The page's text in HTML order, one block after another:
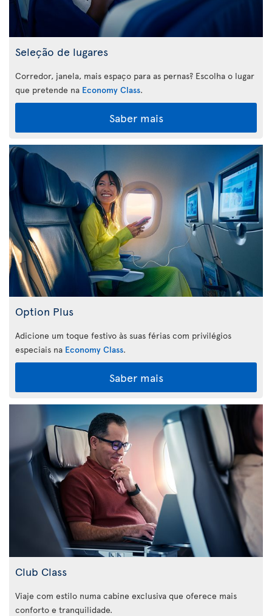
Seleção de lugares
Corredor, janela, mais espaço para as pernas? Escolha o lugar
que pretende na Economy Class.
Saber mais
Option Plus
Adicione um toque festivo às suas férias com privilégios
especiais na Economy Class.
Saber mais
Club Class
Viaje com estilo numa cabine exclusiva que oferece mais
conforto e tranquilidade.